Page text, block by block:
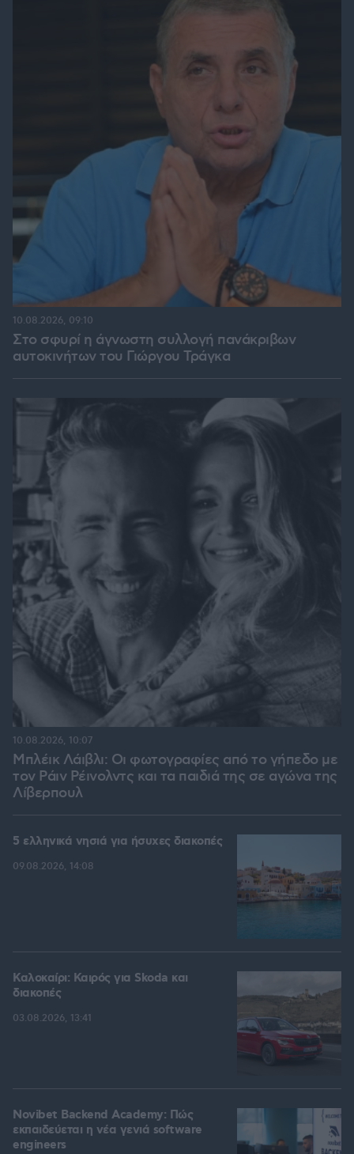
Στο σφυρί η άγνωστη συλλογή πανάκριβων
αυτοκινήτων του Γιώργου Τράγκα
10.08.2026, 09:10
Μπλέικ Λάιβλι: Οι φωτογραφίες από το γήπεδο με
τον Ράιν Ρέινολντς και τα παιδιά της σε αγώνα της
Λίβερπουλ
10.08.2026, 10:07
5 ελληνικά νησιά για ήσυχες διακοπές
09.08.2026, 14:08
Καλοκαίρι: Καιρός για Skoda και
διακοπές
03.08.2026, 13:41
Novibet Backend Academy: Πώς
εκπαιδεύεται η νέα γενιά software
engineers